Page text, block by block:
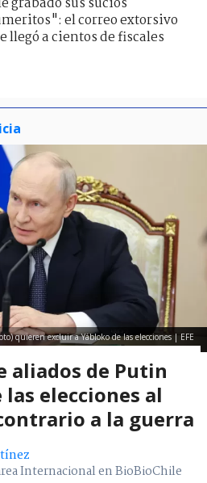
el correo extorsivo
llegó a cientos de fiscales
quieren excluir a Yábloko de las elecciones | EFE
aliados de Putin
elecciones al
a la guerra
Internacional en BioBioChile